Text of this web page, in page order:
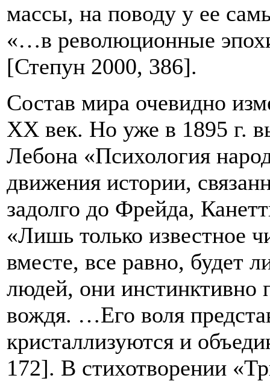
массы, на поводу у ее
«…в революционные
[Степун 2000, 386].
Состав мира очевидно
ХХ век. Но уже в 1895 г.
Лебона «Психология
движения истории,
задолго до Фрейда,
«Лишь только известное
вместе, все равно, будет
людей, они инстинктивно
вождя. …Его воля
кристаллизуются и
172]. В стихотворении